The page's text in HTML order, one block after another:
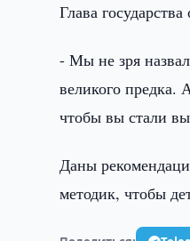
Глава
- Мы не зря
великого предка.
чтобы вы стали
Даны
методик, чтобы